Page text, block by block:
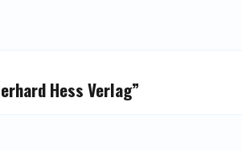
Hess Verlag”